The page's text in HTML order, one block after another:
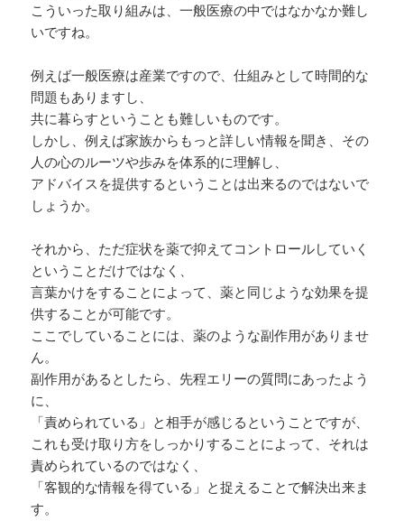
こういった取り組みは、一般医療の中ではなかなか難し
いですね。
例えば一般医療は産業ですので、仕組みとして時間的な
問題もありますし、
共に暮らすということも難しいものです。
しかし、例えば家族からもっと詳しい情報を聞き、その
人の心のルーツや歩みを体系的に理解し、
アドバイスを提供するということは出来るのではないで
しょうか。
それから、ただ症状を薬で抑えてコントロールしていく
ということだけではなく、
言葉かけをすることによって、薬と同じような効果を提
供することが可能です。
ここでしていることには、薬のような副作用がありませ
ん。
副作用があるとしたら、先程エリーの質問にあったよう
に、
「責められている」と相手が感じるということですが、
これも受け取り方をしっかりすることによって、それは
責められているのではなく、
「客観的な情報を得ている」と捉えることで解決出来ま
す。